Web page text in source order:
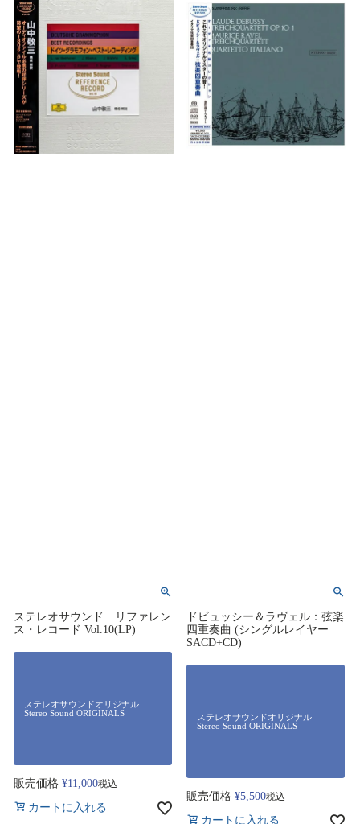
ステレオサウンド リファレン
ス・レコード Vol.10(LP)
ステレオサウンドオリジナル
Stereo Sound ORIGINALS
販売価格 ¥11,000税込
カートに入れる
ドビュッシー＆ラヴェル：弦楽
四重奏曲 (シングルレイヤー
SACD+CD)
ステレオサウンドオリジナル
Stereo Sound ORIGINALS
販売価格 ¥5,500税込
カートに入れる